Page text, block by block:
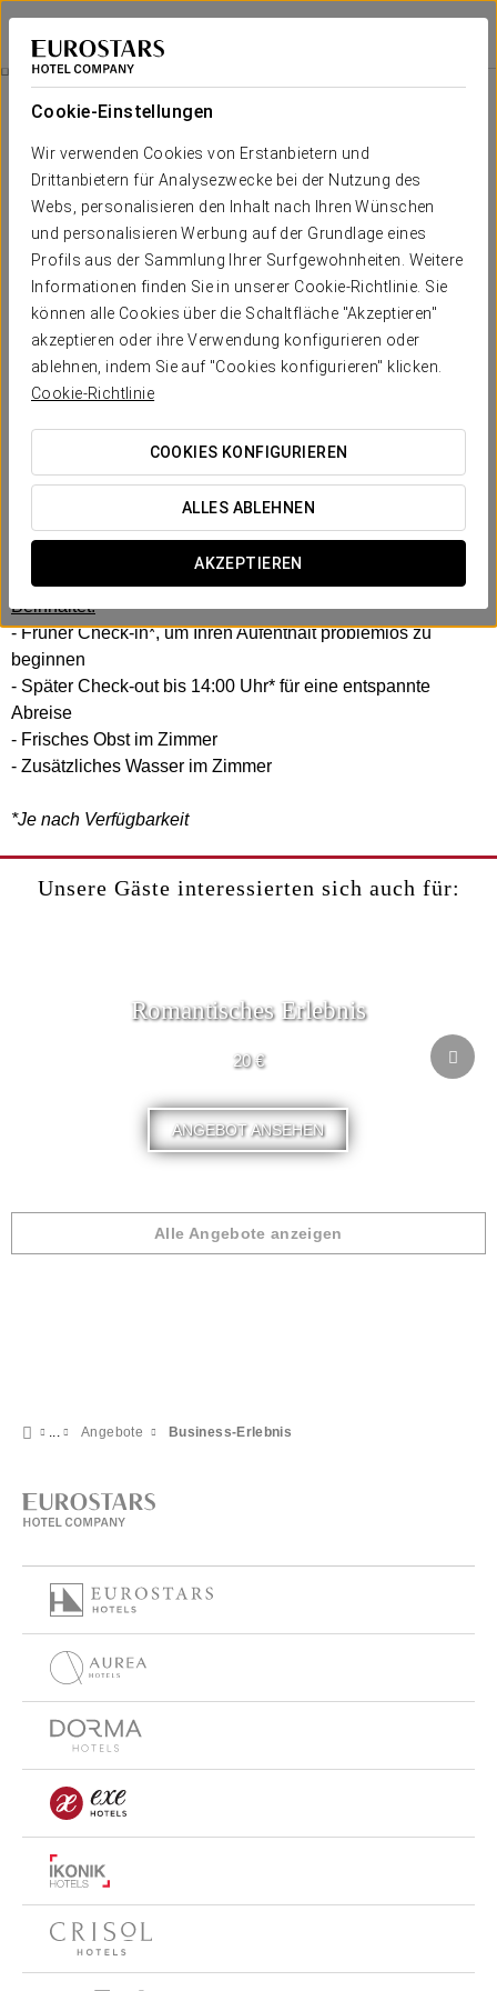
Cookie-Einstellungen
Wir verwenden Cookies von Erstanbietern und
Drittanbietern für Analysezwecke bei der Nutzung des
Webs, personalisieren den Inhalt nach Ihren Wünschen
und personalisieren Werbung auf der Grundlage eines
Profils aus der Sammlung Ihrer Surfgewohnheiten. Weitere
Informationen finden Sie in unserer Cookie-Richtlinie. Sie
können alle Cookies über die Schaltfläche "Akzeptieren"
akzeptieren oder ihre Verwendung konfigurieren oder
ablehnen, indem Sie auf "Cookies konfigurieren" klicken.
Cookie-Richtlinie
COOKIES KONFIGURIEREN
ALLES ABLEHNEN
AKZEPTIEREN
Exe Auriense
OURENSE
Business-Erlebnis
9 €
Business-Erlebnis
Im Exe Auriense haben wir dieses Business-Erlebnis
geschaffen, das auf Effizienz und Komfort ausgerichtet ist.
Ohne Eile, ohne Komplikationen.
Beinhaltet:
- Früher Check-in*, um Ihren Aufenthalt problemlos zu
beginnen
- Später Check-out bis 14:00 Uhr* für eine entspannte
Abreise
- Frisches Obst im Zimmer
- Zusätzliches Wasser im Zimmer
*Je nach Verfügbarkeit
Unsere Gäste interessierten sich auch für:
Romantisches Erlebnis
20 €
ANGEBOT ANSEHEN
Alle Angebote anzeigen
Angebote Business-Erlebnis